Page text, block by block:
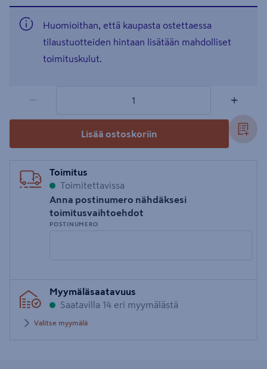
Huomioithan, että kaupasta ostettaessa
tilaustuotteiden hintaan lisätään mahdolliset
toimituskulut.
− +
Lisää ostoskoriin
Toimitus
Toimitettavissa
Anna postinumero nähdäksesi
toimitusvaihtoehdot
POSTINUMERO
postinumero
Myymäläsaatavuus
Saatavilla 14 eri myymälästä
Valitse myymälä